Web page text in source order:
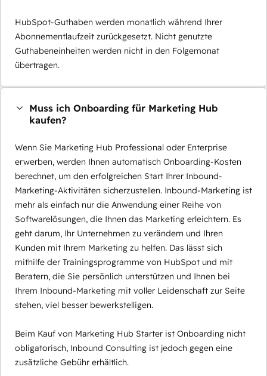
HubSpot-Guthaben werden monatlich während Ihrer
Abonnementlaufzeit zurückgesetzt. Nicht genutzte
Guthabeneinheiten werden nicht in den Folgemonat
übertragen.
Muss ich Onboarding für Marketing Hub
kaufen?
Wenn Sie Marketing Hub Professional oder Enterprise
erwerben, werden Ihnen automatisch Onboarding-Kosten
berechnet, um den erfolgreichen Start Ihrer Inbound-
Marketing-Aktivitäten sicherzustellen. Inbound-Marketing ist
mehr als einfach nur die Anwendung einer Reihe von
Softwarelösungen, die Ihnen das Marketing erleichtern. Es
geht darum, Ihr Unternehmen zu verändern und Ihren
Kunden mit Ihrem Marketing zu helfen. Das lässt sich
mithilfe der Trainingsprogramme von HubSpot und mit
Beratern, die Sie persönlich unterstützen und Ihnen bei
Ihrem Inbound-Marketing mit voller Leidenschaft zur Seite
stehen, viel besser bewerkstelligen.
Beim Kauf von Marketing Hub Starter ist Onboarding nicht
obligatorisch, Inbound Consulting ist jedoch gegen eine
zusätzliche Gebühr erhältlich.